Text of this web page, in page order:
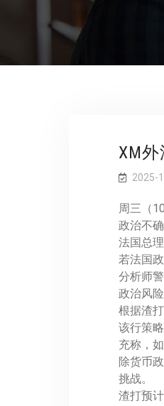
XM
2025-
周三（
政治不
法国总
若法国
分析师
政治风
根据渣
该行策
充称，
除货币
挑战。
渣打预